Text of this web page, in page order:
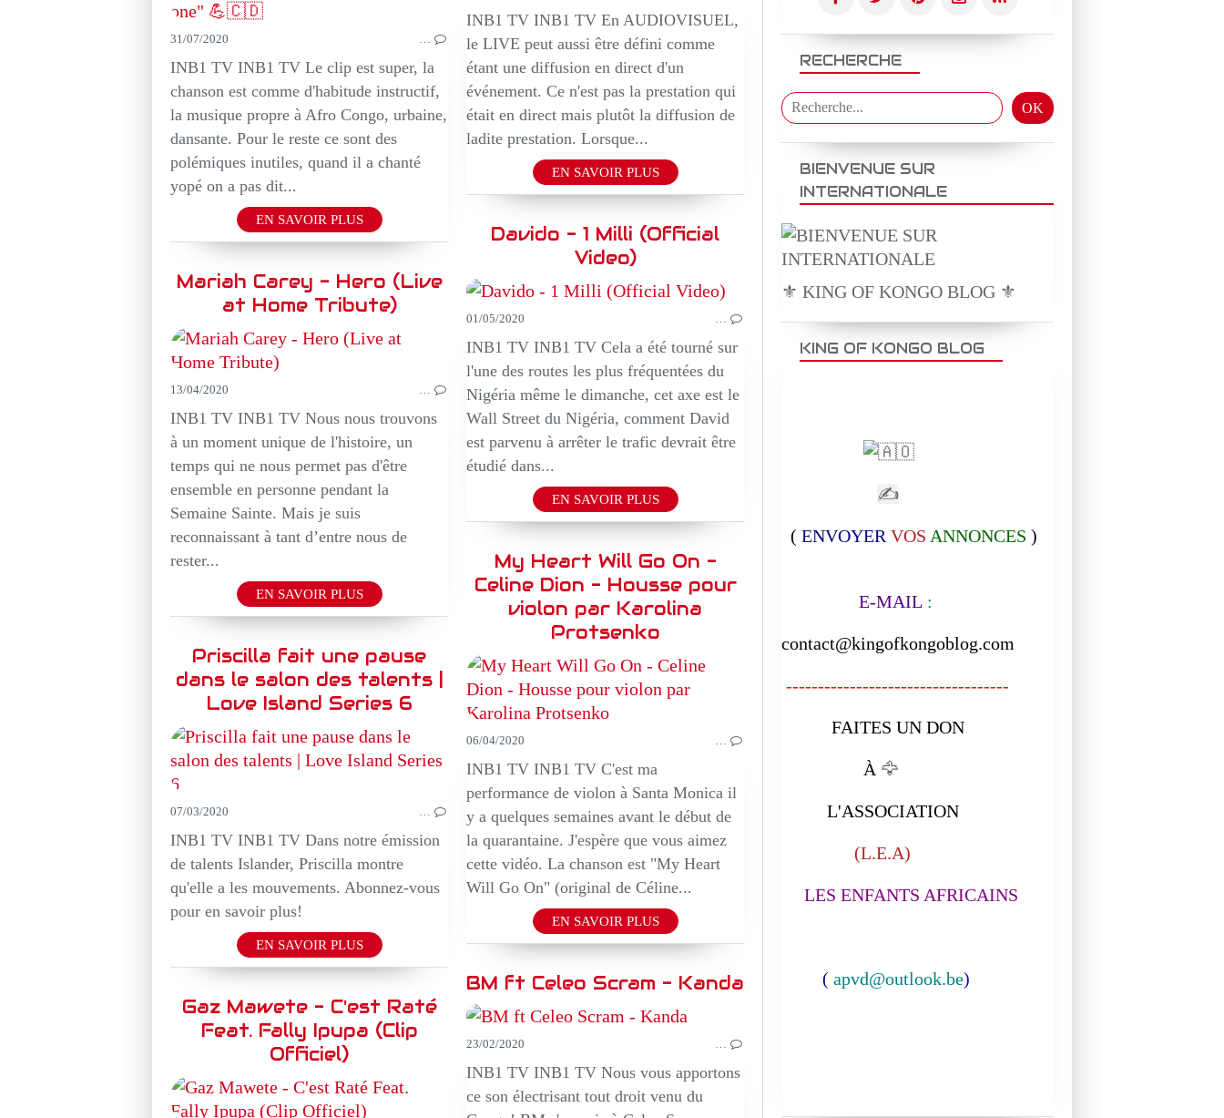
31/07/2020
INB1 TV INB1 TV Le clip est super, la
chanson est comme d'habitude instructif,
la musique propre à Afro Congo, urbaine,
dansante. Pour le reste ce sont des
polémiques inutiles, quand il a chanté
yopé on a pas dit...
EN SAVOIR PLUS
INB1 TV INB1 TV En AUDIOVISUEL,
le LIVE peut aussi être défini comme
étant une diffusion en direct d'un
événement. Ce n'est pas la prestation qui
était en direct mais plutôt la diffusion de
ladite prestation. Lorsque...
EN SAVOIR PLUS
Davido - 1 Milli (Official
Video)
MUSIQUE
MUSIQUE AFRICAINE
01/05/2020
INB1 TV INB1 TV Cela a été tourné sur
l'une des routes les plus fréquentées du
Nigéria même le dimanche, cet axe est le
Wall Street du Nigéria, comment David
est parvenu à arrêter le trafic devrait être
étudié dans...
EN SAVOIR PLUS
Mariah Carey - Hero (Live
at Home Tribute)
MUSIQUE
ORIGINALES
13/04/2020
INB1 TV INB1 TV Nous nous trouvons
à un moment unique de l'histoire, un
temps qui ne nous permet pas d'être
ensemble en personne pendant la
Semaine Sainte. Mais je suis
reconnaissant à tant d’entre nous de
rester...
EN SAVOIR PLUS
My Heart Will Go On -
Celine Dion - Housse pour
violon par Karolina
Protsenko
06/04/2020
INB1 TV INB1 TV C'est ma
performance de violon à Santa Monica il
y a quelques semaines avant le début de
la quarantaine. J'espère que vous aimez
cette vidéo. La chanson est "My Heart
Will Go On" (original de Céline...
EN SAVOIR PLUS
Priscilla fait une pause
dans le salon des talents |
Love Island Series 6
MUSIQUE
07/03/2020
INB1 TV INB1 TV Dans notre émission
de talents Islander, Priscilla montre
qu'elle a les mouvements. Abonnez-vous
pour en savoir plus!
EN SAVOIR PLUS
BM ft Celeo Scram - Kanda
23/02/2020
INB1 TV INB1 TV Nous vous apportons
ce son électrisant tout droit venu du
Gaz Mawete - C'est Raté
Feat. Fally Ipupa (Clip
Officiel)
MUSIQUE
RECHERCHE
BIENVENUE SUR
INTERNATIONALE
⚜️ KING OF KONGO BLOG ⚜️
KING OF KONGO BLOG
✍
( ENVOYER VOS ANNONCES )
E-MAIL :
contact@kingofkongoblog.com
-----------------------------------
FAITES UN DON
À 🦅
L'ASSOCIATION
(L.E.A)
LES ENFANTS AFRICAINS
( apvd@outlook.be)